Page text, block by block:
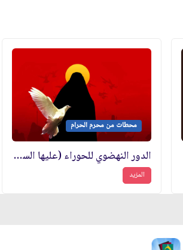
محطات من محرم الحرام
الدور النهضوي للحوراء (عليها السلام) في عاشوراء
المزيد